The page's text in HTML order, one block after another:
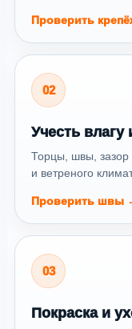
Проверить
02
Учесть влагу
Торцы, швы,
и ветреного
Проверить швы
03
Покраска и